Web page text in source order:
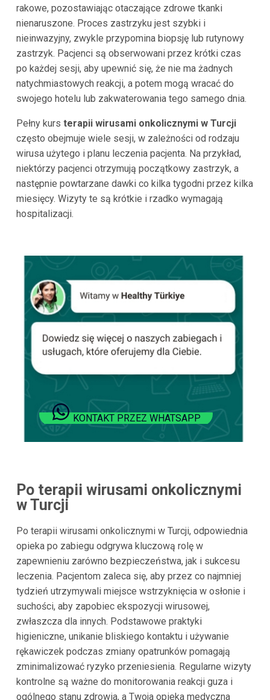
rakowe, pozostawiając otaczające zdrowe tkanki
nienaruszone. Proces zastrzyku jest szybki i
nieinwazyjny, zwykle przypomina biopsję lub rutynowy
zastrzyk. Pacjenci są obserwowani przez krótki czas
po każdej sesji, aby upewnić się, że nie ma żadnych
natychmiastowych reakcji, a potem mogą wracać do
swojego hotelu lub zakwaterowania tego samego dnia.
Pełny kurs terapii wirusami onkolicznymi w Turcji
często obejmuje wiele sesji, w zależności od rodzaju
wirusa użytego i planu leczenia pacjenta. Na przykład,
niektórzy pacjenci otrzymują początkowy zastrzyk, a
następnie powtarzane dawki co kilka tygodni przez kilka
miesięcy. Wizyty te są krótkie i rzadko wymagają
hospitalizacji.
KONTAKT PRZEZ WHATSAPP
Po terapii wirusami onkolicznymi
w Turcji
Po terapii wirusami onkolicznymi w Turcji, odpowiednia
opieka po zabiegu odgrywa kluczową rolę w
zapewnieniu zarówno bezpieczeństwa, jak i sukcesu
leczenia. Pacjentom zaleca się, aby przez co najmniej
tydzień utrzymywali miejsce wstrzyknięcia w osłonie i
suchości, aby zapobiec ekspozycji wirusowej,
zwłaszcza dla innych. Podstawowe praktyki
higieniczne, unikanie bliskiego kontaktu i używanie
rękawiczek podczas zmiany opatrunków pomagają
zminimalizować ryzyko przeniesienia. Regularne wizyty
kontrolne są ważne do monitorowania reakcji guza i
ogólnego stanu zdrowia, a Twoja opieka medyczna